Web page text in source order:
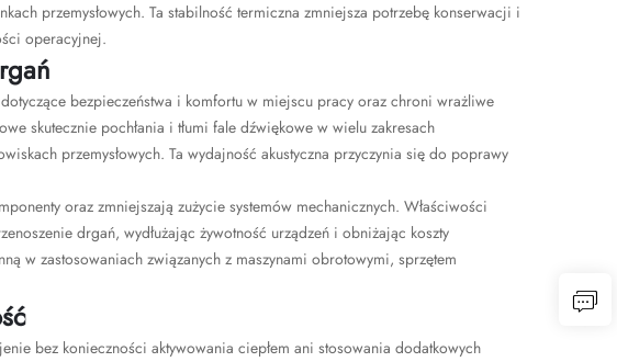
przemysłowych. Ta stabilność termiczna zmniejsza potrzebę konserwacji i
operacyjnej.
bezpieczeństwa i komfortu w miejscu pracy oraz chroni wrażliwe
skutecznie pochłania i tłumi fale dźwiękowe w wielu zakresach
przemysłowych. Ta wydajność akustyczna przyczynia się do poprawy
oraz zmniejszają zużycie systemów mechanicznych. Właściwości
drgań, wydłużając żywotność urządzeń i obniżając koszty
w zastosowaniach związanych z maszynami obrotowymi, sprzętem
bez konieczności aktywowania ciepłem ani stosowania dodatkowych